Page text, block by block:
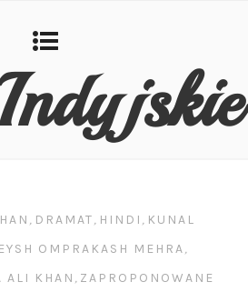
, DRAMAT, HINDI , KUNAL
OMPRAKASH MEHRA,
ALI KHAN , ZAPROPONOWANE